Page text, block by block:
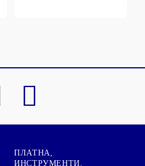
ПЛАТНА,
ИНСТРУМЕНТИ,